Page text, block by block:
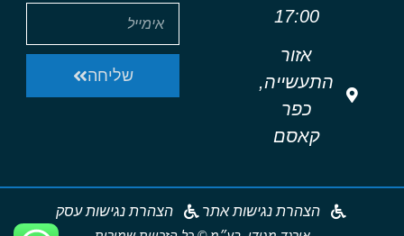
17:00
אזור
התעשייה,
כפר
קאסם
שליחה
הצהרת נגישות אתר הצהרת נגישות עסק